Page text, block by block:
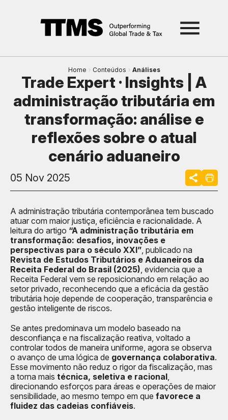
Home Conteúdos Análises
Trade Expert · Insights | A
administração tributária em
transformação: análise e
reflexões sobre o atual
cenário aduaneiro
05 Nov 2025
A administração tributária contemporânea tem buscado
atuar com maior justiça, eficiência e racionalidade. A
leitura do artigo “A administração tributária em
transformação: desafios, inovações e
perspectivas para o século XXI”, publicado na
Revista de Estudos Tributários e Aduaneiros da
Receita Federal do Brasil (2025), evidencia que a
Receita Federal vem se reposicionando em relação ao
setor privado, reconhecendo que a eficácia da gestão
tributária hoje depende de cooperação, transparência e
gestão inteligente de riscos.
Se antes predominava um modelo baseado na
desconfiança e na fiscalização reativa, voltado a
controlar todos de maneira uniforme, agora se observa
o avanço de uma lógica de governança colaborativa.
Esse movimento não reduz o rigor da fiscalização, mas
a torna mais técnica, seletiva e racional,
direcionando esforços para áreas e operações de maior
sensibilidade, ao mesmo tempo em que favorece a
fluidez das cadeias confiáveis.